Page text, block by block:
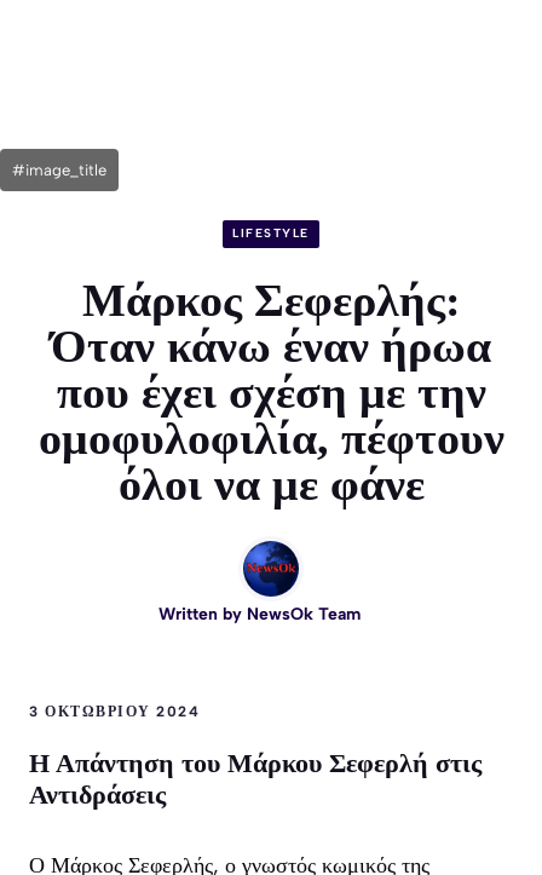
#image_title
LIFESTYLE
Μάρκος Σεφερλής:
Όταν κάνω έναν ήρωα
που έχει σχέση με την
ομοφυλοφιλία, πέφτουν
όλοι να με φάνε
Written by NewsOk Team
3 ΟΚΤΩΒΡΊΟΥ 2024
Η Απάντηση του Μάρκου Σεφερλή στις
Αντιδράσεις
Ο Μάρκος Σεφερλής, ο γνωστός κωμικός της